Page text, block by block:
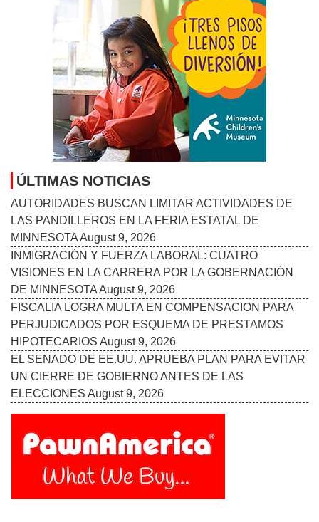
ÚLTIMAS NOTICIAS
AUTORIDADES BUSCAN LIMITAR ACTIVIDADES DE
LAS PANDILLEROS EN LA FERIA ESTATAL DE
MINNESOTAAugust 9, 2026
INMIGRACIÓN Y FUERZA LABORAL: CUATRO
VISIONES EN LA CARRERA POR LA GOBERNACIÓN
DE MINNESOTAAugust 9, 2026
FISCALIA LOGRA MULTA EN COMPENSACION PARA
PERJUDICADOS POR ESQUEMA DE PRESTAMOS
HIPOTECARIOS August 9, 2026
EL SENADO DE EE.UU. APRUEBA PLAN PARA EVITAR
UN CIERRE DE GOBIERNO ANTES DE LAS
ELECCIONES August 9, 2026